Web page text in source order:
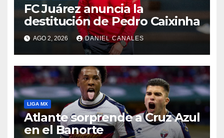
FC Juárez anuncia la
destitución de Pedro Caixinha
AGO 2, 2026 DANIEL CANALES
LIGA MX
Atlante sorprende a Cruz Azul
en el Banorte